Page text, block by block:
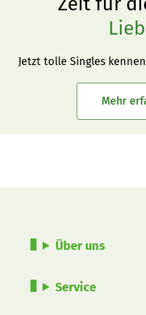
Jetzt tolle Singles
Mehr
Über uns
Service